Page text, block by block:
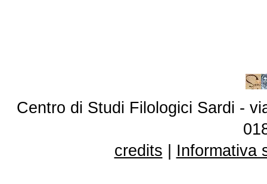
Centro di Studi Filologici Sardi -
credits
Informativa